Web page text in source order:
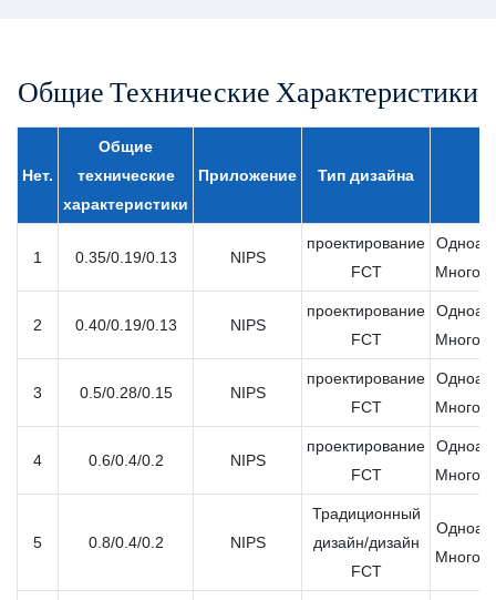
Общие Технические Характеристики
Нет.
Общие
технические
характеристики
Приложение Тип дизайна
1 0.35/0.19/0.13 NIPS
проектирование
FCT
2 0.40/0.19/0.13 NIPS
проектирование
FCT
3 0.5/0.28/0.15 NIPS
проектирование
FCT
4 0.6/0.4/0.2 NIPS
проектирование
FCT
5 0.8/0.4/0.2 NIPS
Традиционный
дизайн/дизайн
FCT